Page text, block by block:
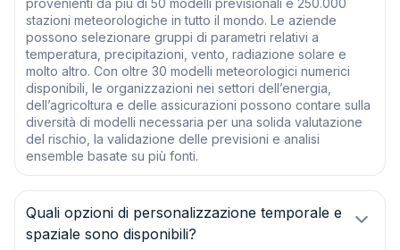
stazioni meteorologiche in tutto il mondo. Le aziende
possono selezionare gruppi di parametri relativi a
temperatura, precipitazioni, vento, radiazione solare e
molto altro. Con oltre 30 modelli meteorologici numerici
disponibili, le organizzazioni nei settori dell’energia,
dell’agricoltura e delle assicurazioni possono contare sulla
diversità di modelli necessaria per una solida valutazione
del rischio, la validazione delle previsioni e analisi
ensemble basate su più fonti.
Quali opzioni di personalizzazione temporale e
spaziale sono disponibili?